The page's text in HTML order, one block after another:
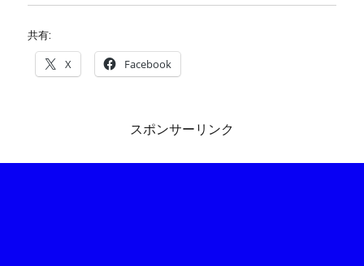
共有:
X Facebook
スポンサーリンク